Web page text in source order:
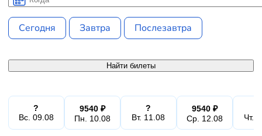
Сегодня Завтра Послезавтра
Найти билеты
?
Вс. 09.08
9540 ₽
Пн. 10.08
?
Вт. 11.08
9540 ₽
Ср. 12.08
Чт.